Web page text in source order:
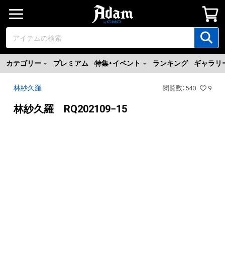
カテゴリー プレミアム 特集・イベント ランキング ギャラリ
林紗久羅 閲覧数 ： 540 9
林紗久羅 RQ202109−15